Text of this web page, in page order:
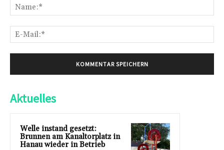
Aktuelles
Welle instand gesetzt:
Brunnen am Kanaltorplatz in
Hanau wieder in Betrieb